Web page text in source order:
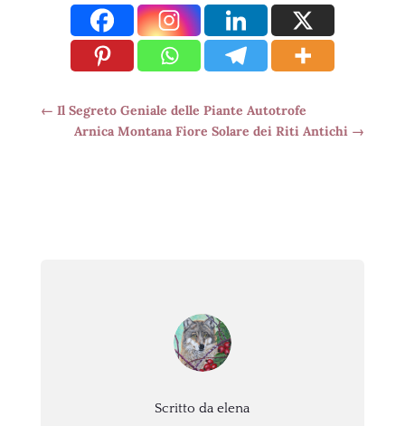
← Il Segreto Geniale delle Piante Autotrofe
Arnica Montana Fiore Solare dei Riti Antichi →
Scritto da elena